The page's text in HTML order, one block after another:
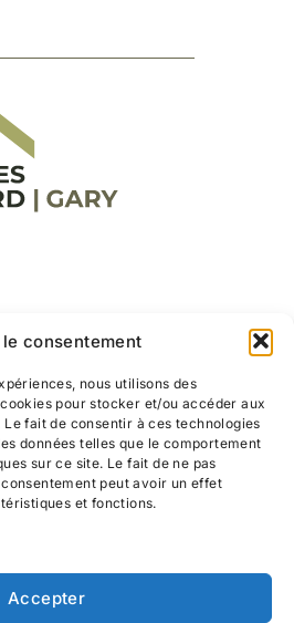
consentement
nous utilisons des
pour stocker et/ou accéder aux
fait de consentir à ces technologies
données telles que le comportement
sur ce site. Le fait de ne pas
peut avoir un effet
et fonctions.
Accepter
à côté de chez nous afin de
notre décision.
un travail de qualité,
l’ensemble des réalisations
prises et interrupteurs, la
la couleur du parquet,
l’emplacement des
leurs bons conseils
très rapide et travaillent
salon, lavage du sol
départ)
à 100%, allez y les yeux
heureux du travail